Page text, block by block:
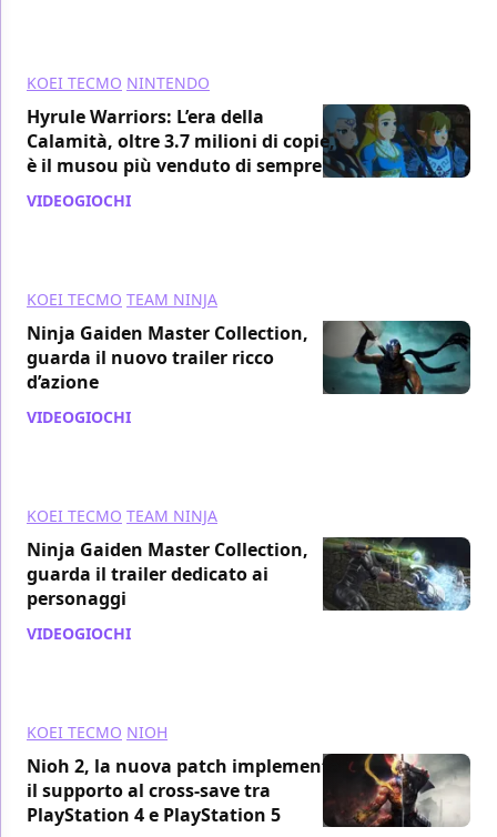
KOEI TECMO NINTENDO
Hyrule Warriors: L’era della
Calamità, oltre 3.7 milioni di copie,
è il musou più venduto di sempre
VIDEOGIOCHI
KOEI TECMO TEAM NINJA
Ninja Gaiden Master Collection,
guarda il nuovo trailer ricco
d’azione
VIDEOGIOCHI
KOEI TECMO TEAM NINJA
Ninja Gaiden Master Collection,
guarda il trailer dedicato ai
personaggi
VIDEOGIOCHI
KOEI TECMO NIOH
Nioh 2, la nuova patch implementa
il supporto al cross-save tra
PlayStation 4 e PlayStation 5